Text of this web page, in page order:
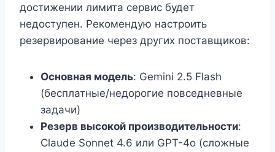
достижении лимита сервис будет
недоступен. Рекомендую настроить
резервирование через других поставщиков:
Основная модель: Gemini 2.5 Flash
(бесплатные/недорогие повседневные
задачи)
Резерв высокой производительности:
Claude Sonnet 4.6 или GPT-4o (сложные